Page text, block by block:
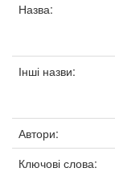
Назва:
Інші назви:
Автори:
Ключові слова: